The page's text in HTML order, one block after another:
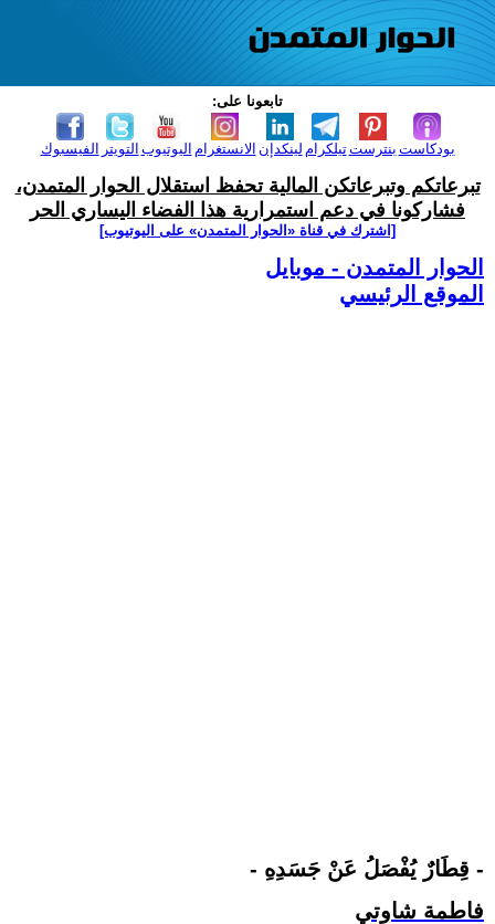
تابعونا على:
الفيسبوك التويتر اليوتيوب الانستغرام لينكدإن تيلكرامبنترست بودكاست
تبرعاتكم وتبرعاتكن المالية تحفظ استقلال الحوار المتمدن،
فشاركونا في دعم استمرارية هذا الفضاء اليساري الحر
[اشترك في قناة ‫«الحوار المتمدن» على اليوتيوب]
الحوار المتمدن - موبايل
الموقع الرئيسي
- قِطَارٌ يُفْصَلُ عَنْ جَسَدِهِ -
فاطمة شاوتي